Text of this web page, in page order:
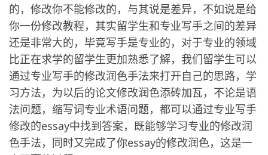
的，修改你不能修改的，与其说是差异，不如说是给
你一份修改教程，其实留学生和专业写手之间的差异
还是非常大的，毕竟写手是专业的，对于专业的领域
比正在求学的留学生更加熟悉了解，我们留学生可以
通过专业写手的修改润色手法来打开自己的思路，学
习方法，为以后的论文修改润色添砖加瓦，不论是语
法问题，缩写词专业术语问题，都可以通过专业写手
修改的essay中找到答案，既能够学习专业的修改润
色手法，同时又完成了你essay的修改润色，这是一